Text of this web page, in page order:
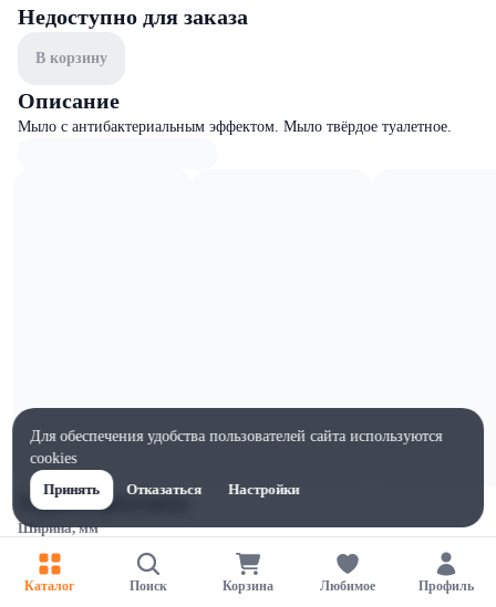
Недоступно для заказа
В корзину
Описание
Мыло с антибактериальным эффектом. Мыло твёрдое туалетное.
Характеристики
Ширина, мм
Высота, мм
Каталог Поиск Корзина Любимое Профиль
Для обеспечения удобства пользователей сайта используются
cookies
Принять
Отказаться Настройки